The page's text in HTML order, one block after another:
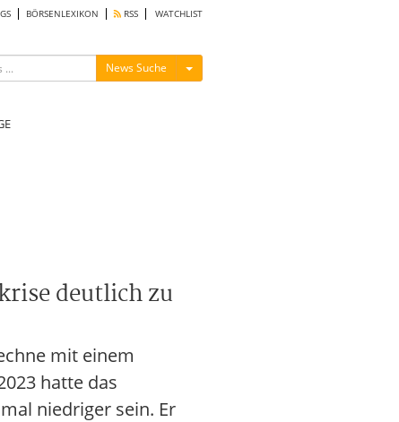
BÖRSENLEXIKON RSS WATCHLIST
News Suche Menü ein-/ausblenden
deutlich zu
mit einem
hatte das
niedriger sein. Er